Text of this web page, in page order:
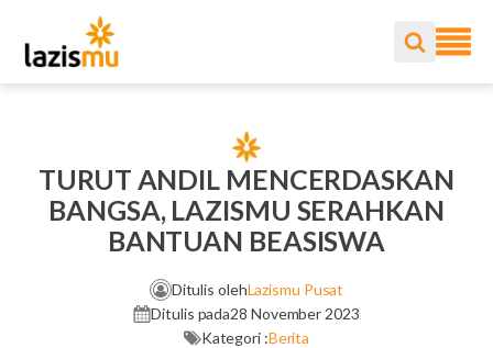
TURUT ANDIL MENCERDASKAN
BANGSA, LAZISMU SERAHKAN
BANTUAN BEASISWA
Ditulis olehLazismu Pusat
Ditulis pada28 November 2023
Kategori :Berita